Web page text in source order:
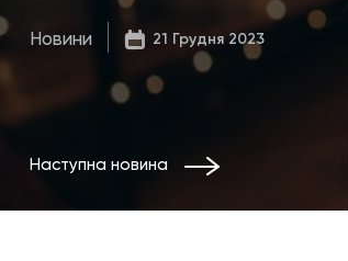
Новини 21 Грудня 2023
Наступна новина